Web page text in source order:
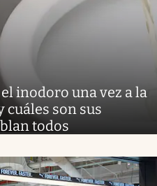
inodoro una vez a la
cuáles son sus
todos